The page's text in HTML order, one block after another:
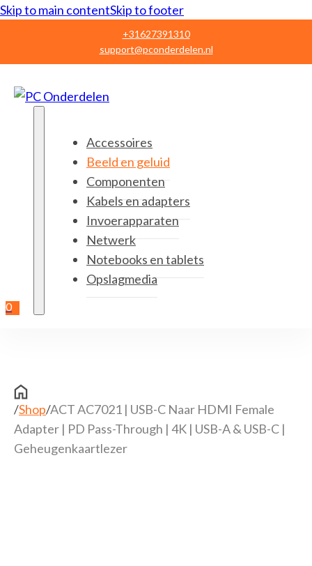
Skip to main contentSkip to footer
+31627391310
support@pconderdelen.nl
0
Accessoires
Beeld en geluid
Componenten
Kabels en adapters
Invoerapparaten
Netwerk
Notebooks en tablets
Opslagmedia
/Shop/ACT AC7021 | USB-C Naar HDMI Female
Adapter | PD Pass-Through | 4K | USB-A & USB-C |
Geheugenkaartlezer